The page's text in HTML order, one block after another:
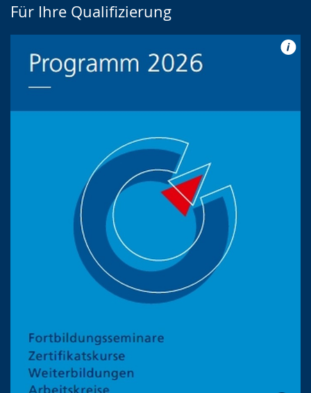
Für Ihre Qualifizierung